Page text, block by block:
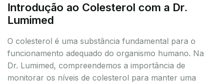
Introdução ao Colesterol com a Dr.
Lumimed
O colesterol é uma substância fundamental para o
funcionamento adequado do organismo humano. Na
Dr. Lumimed, compreendemos a importância de
monitorar os níveis de colesterol para manter uma